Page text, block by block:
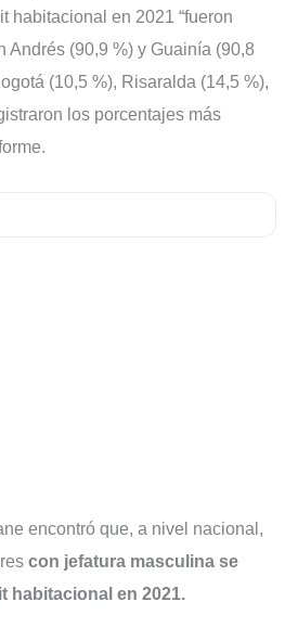
habitacional en 2021 “fueron
Andrés (90,9 %) y Guainía (90,8
(10,5 %), Risaralda (14,5 %),
los porcentajes más
encontró que, a nivel nacional,
con jefatura masculina se
habitacional en 2021.